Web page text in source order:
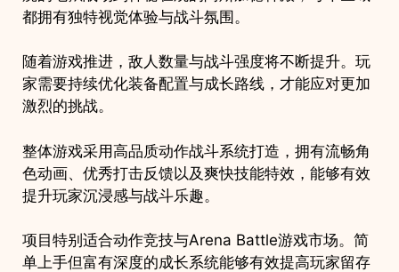
都拥有独特视觉体验与战斗氛围。
随着游戏推进，敌人数量与战斗强度将不断提升。玩
家需要持续优化装备配置与成长路线，才能应对更加
激烈的挑战。
整体游戏采用高品质动作战斗系统打造，拥有流畅角
色动画、优秀打击反馈以及爽快技能特效，能够有效
提升玩家沉浸感与战斗乐趣。
项目特别适合动作竞技与Arena Battle游戏市场。简
单上手但富有深度的成长系统能够有效提高玩家留存